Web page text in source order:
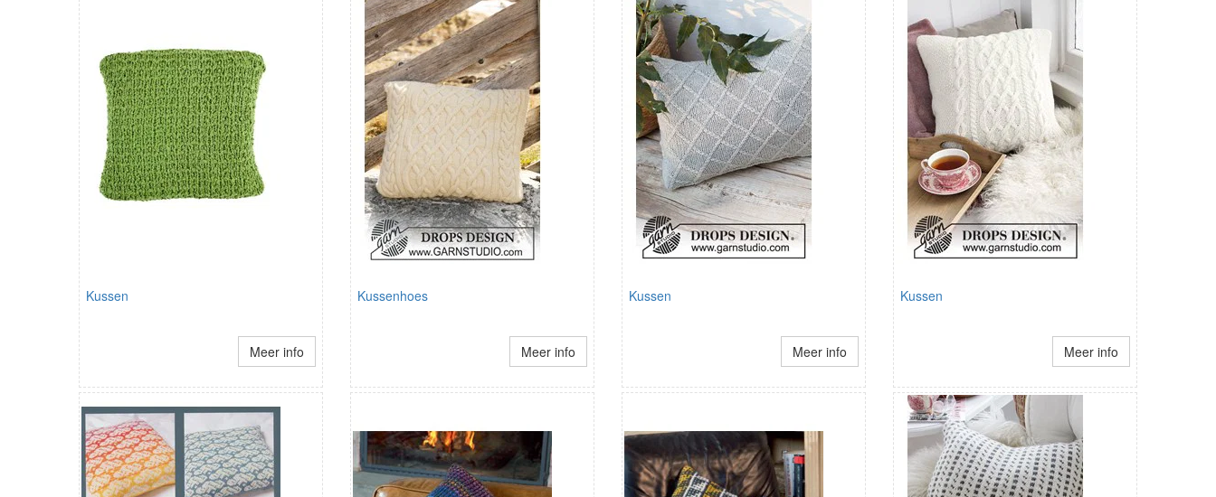
Kussen
Meer info
Kussenhoes
Meer info
Kussen
Meer info
Kussen
Meer info